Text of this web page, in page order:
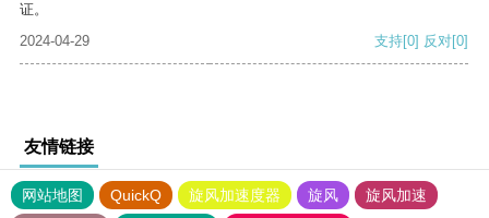
证。
2024-04-29
支持[0] 反对[0]
友情链接
网站地图 QuickQ 旋风加速度器 旋风 旋风加速